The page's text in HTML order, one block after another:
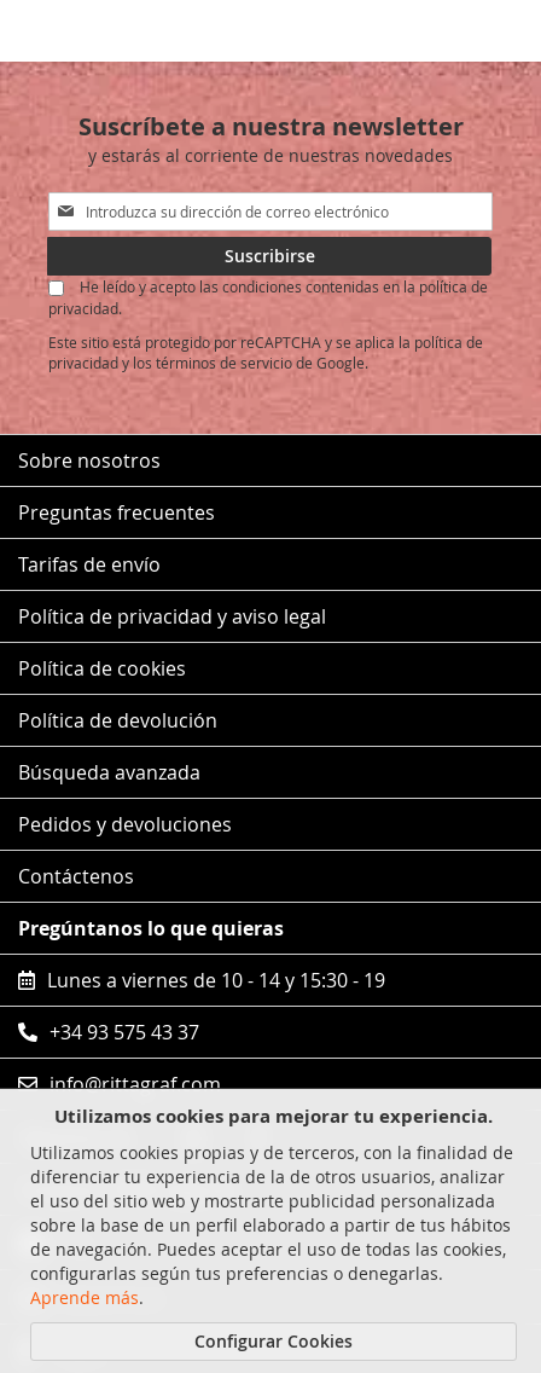
Utilizamos cookies para mejorar tu experiencia.
Utilizamos cookies propias y de terceros, con la finalidad de
diferenciar tu experiencia de la de otros usuarios, analizar
el uso del sitio web y mostrarte publicidad personalizada
sobre la base de un perfil elaborado a partir de tus hábitos
de navegación. Puedes aceptar el uso de todas las cookies,
configurarlas según tus preferencias o denegarlas.
Aprende más.
Configurar Cookies
Suscríbete a nuestra newsletter
y estarás al corriente de nuestras novedades
Inscríbase
a
boletín
de
noticias:
Suscribirse
He leído y acepto las condiciones contenidas en la política de
privacidad.
Este sitio está protegido por reCAPTCHA y se aplica la política de
privacidady los términos de serviciode Google.
Sobre nosotros
Preguntas frecuentes
Tarifas de envío
Política de privacidad y aviso legal
Política de cookies
Política de devolución
Búsqueda avanzada
Pedidos y devoluciones
Contáctenos
Pregúntanos lo que quieras
Lunes a viernes de 10 - 14 y 15:30 - 19
+34 93 575 43 37
info@rittagraf.com
Compras 100% seguras
Visa
MasterCard